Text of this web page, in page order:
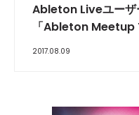
Ableton Liveユーザ
「Ableton Meetup
2017.08.09